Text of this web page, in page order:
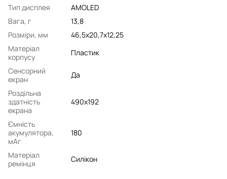
Тип дисплея
AMOLED
Вага, г
13,8
Розміри, мм
46,5x20,7x12,25
Матеріал
корпусу
Пластик
Сенсорний
екран
Да
Роздільна
здатність
екрана
490x192
Ємність
акумулятора,
мАг
180
Матеріал
ремінця
Силікон